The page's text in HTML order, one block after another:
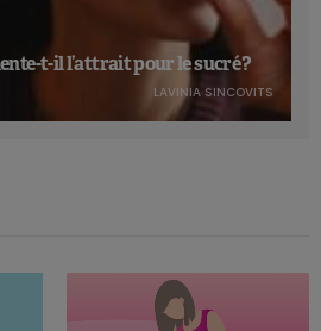
t-il l’attrait pour le sucré ?
LAVINIA SINCOVITS